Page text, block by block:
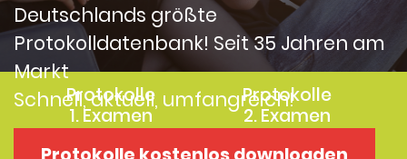
Deutschlands größte
Protokolldatenbank! Seit 35 Jahren am
Markt
Schnell, aktuell, umfangreich!
Protokolle
1. Examen
Protokolle
2. Examen
Protokolle
Kostenloses